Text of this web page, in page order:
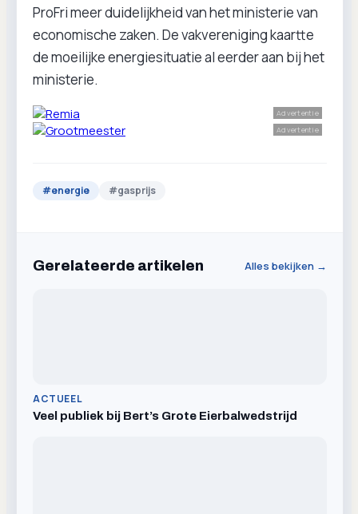
ProFri meer duidelijkheid van het ministerie van
economische zaken. De vakvereniging kaartte
de moeilijke energiesituatie al eerder aan bij het
ministerie.
Advertentie
Advertentie
#energie #gasprijs
Gerelateerde artikelen Alles bekijken →
ACTUEEL
Veel publiek bij Bert’s Grote Eierbalwedstrijd